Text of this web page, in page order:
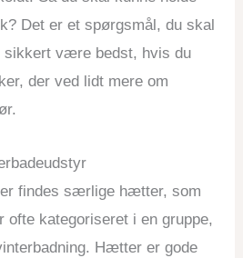
Det er et spørgsmål, du skal
sikkert være bedst, hvis du
der ved lidt mere om
findes særlige hætter, som
ofte kategoriseret i en gruppe,
Hætter er gode